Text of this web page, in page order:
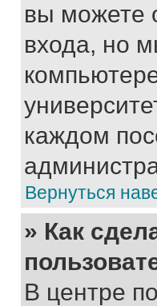
вы можете
входа, но
каждом
Вернуться
» Как
В центре